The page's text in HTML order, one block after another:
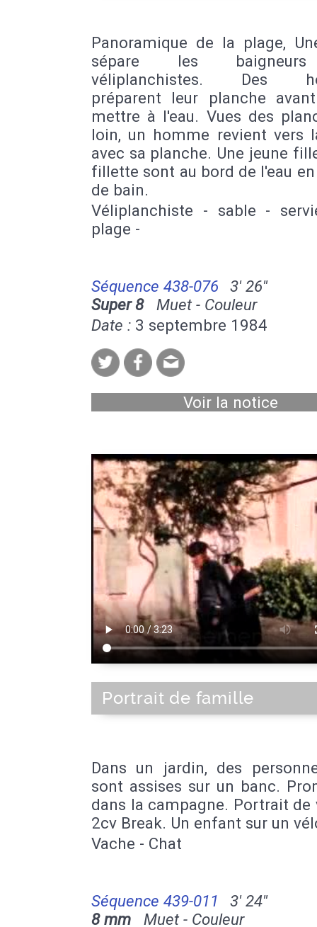
Panoramique de la plage,
sépare les
véliplanchistes. Des
préparent leur planche
mettre à l'eau. Vues des
loin, un homme revient vers
avec sa planche. Une jeune
fillette sont au bord de l'eau
de bain.
Véliplanchiste - sable -
plage -
Séquence 438-076
3' 26''
Super 8Muet - Couleur
Date : 3 septembre 1984
Voir la notice
Portrait de famille
Dans un jardin, des
sont assises sur un banc.
dans la campagne. Portrait de
2cv Break. Un enfant sur un
Vache - Chat
Séquence 439-011
3' 24''
8 mm Muet - Couleur